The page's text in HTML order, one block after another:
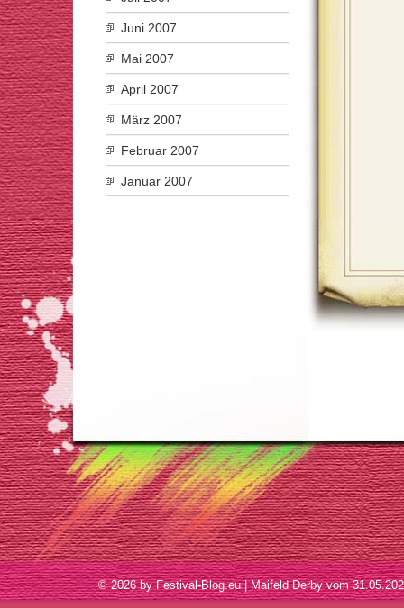
Juni 2007
Mai 2007
April 2007
März 2007
Februar 2007
Januar 2007
© 2026 by Festival-Blog.eu | Maifeld Derby vom